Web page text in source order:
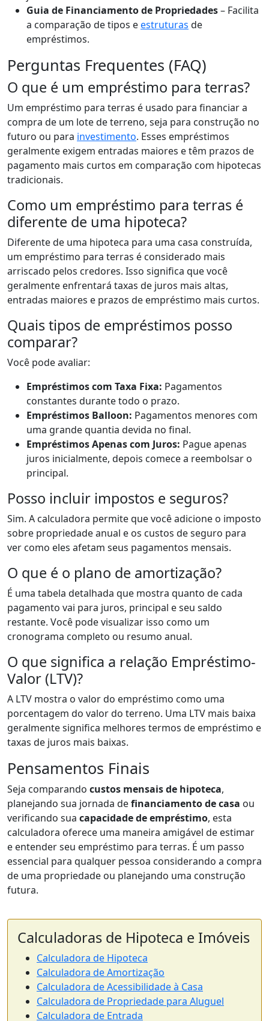
Guia de Financiamento de Propriedades– Facilita
a comparação de tipos eestruturas de
empréstimos.
Perguntas Frequentes (FAQ)
O que é um empréstimo para terras?
Um empréstimo para terras é usado para financiar a
compra de um lote de terreno, seja para construção no
futuro ou para investimento. Esses empréstimos
geralmente exigem entradas maiores e têm prazos de
pagamento mais curtos em comparação com hipotecas
tradicionais.
Como um empréstimo para terras é
diferente de uma hipoteca?
Diferente de uma hipoteca para uma casa construída,
um empréstimo para terras é considerado mais
arriscado pelos credores. Isso significa que você
geralmente enfrentará taxas de juros mais altas,
entradas maiores e prazos de empréstimo mais curtos.
Quais tipos de empréstimos posso
comparar?
Você pode avaliar:
Empréstimos com Taxa Fixa: Pagamentos
constantes durante todo o prazo.
Empréstimos Balloon: Pagamentos menores com
uma grande quantia devida no final.
Empréstimos Apenas com Juros: Pague apenas
juros inicialmente, depois comece a reembolsar o
principal.
Posso incluir impostos e seguros?
Sim. A calculadora permite que você adicione o imposto
sobre propriedade anual e os custos de seguro para
ver como eles afetam seus pagamentos mensais.
O que é o plano de amortização?
É uma tabela detalhada que mostra quanto de cada
pagamento vai para juros, principal e seu saldo
restante. Você pode visualizar isso como um
cronograma completo ou resumo anual.
O que significa a relação Empréstimo-
Valor (LTV)?
A LTV mostra o valor do empréstimo como uma
porcentagem do valor do terreno. Uma LTV mais baixa
geralmente significa melhores termos de empréstimo e
taxas de juros mais baixas.
Pensamentos Finais
Seja comparando custos mensais de hipoteca,
planejando sua jornada definanciamento de casa ou
verificando sua capacidade de empréstimo, esta
calculadora oferece uma maneira amigável de estimar
e entender seu empréstimo para terras. É um passo
essencial para qualquer pessoa considerando a compra
de uma propriedade ou planejando uma construção
futura.
Calculadoras de Hipoteca e Imóveis
Calculadora de Hipoteca
Calculadora de Amortização
Calculadora de Acessibilidade à Casa
Calculadora de Propriedade para Aluguel
Calculadora de Entrada